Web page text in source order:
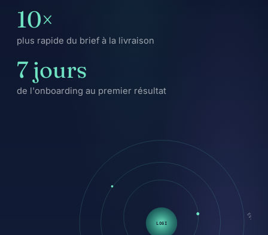
10×
plus rapide du brief à la livraison
7 jours
de l'onboarding au premier résultat
LOGI